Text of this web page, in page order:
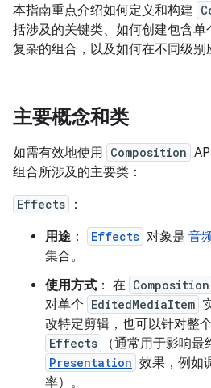
本指南重点介绍如何定义和构建
括涉及的关键类、如何创建包含
复杂的组合，以及如何在不同级别
主要概念和类
如需有效地使用 Composition
组合所涉及的主要类：
Effects
：
用途 ： Effects 对象是 音
集合。
使用方式 ： 在 Composition
对单个 EditedMediaItem
改特定剪辑，也可以针对整个
Effects （通常用于影响最
Presentation 效果，例如
率）。